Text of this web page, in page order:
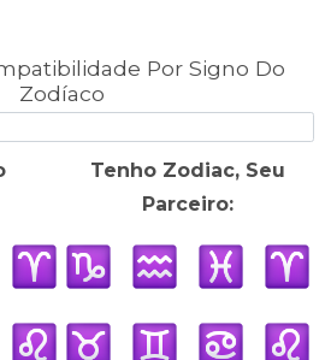
Por Signo Do
Zodíaco
Tenho Zodiac, Seu
Parceiro: